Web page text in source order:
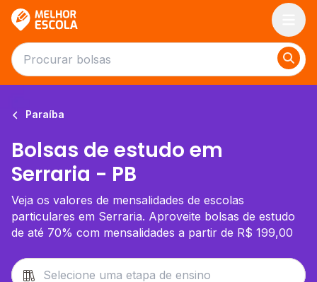
Paraíba
Bolsas de estudo em
Serraria - PB
Veja os valores de mensalidades de escolas
particulares em Serraria. Aproveite bolsas de estudo
de até 70% com mensalidades a partir de R$ 199,00